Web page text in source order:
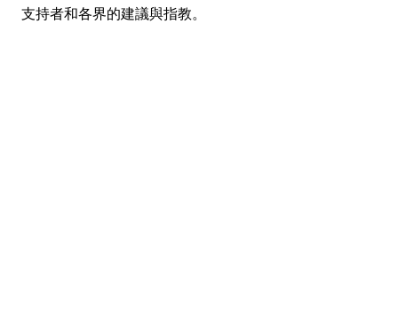
支持者和各界的建議與指教。